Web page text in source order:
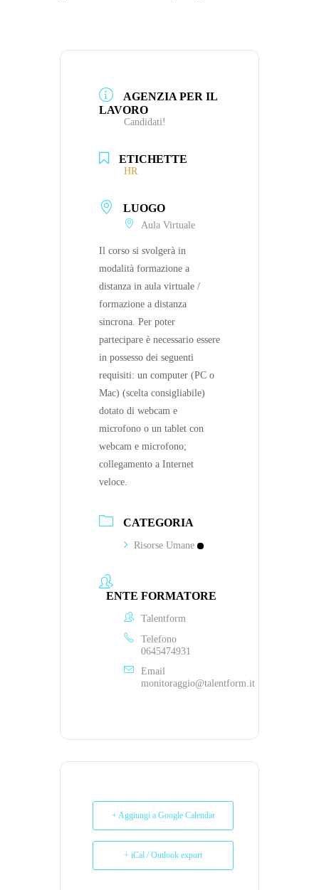
AGENZIA PER IL
LAVORO
Candidati!
ETICHETTE
HR
LUOGO
Aula Virtuale
Il corso si svolgerà in
modalità formazione a
distanza in aula virtuale /
formazione a distanza
sincrona. Per poter
partecipare è necessario essere
in possesso dei seguenti
requisiti: un computer (PC o
Mac) (scelta consigliabile)
dotato di webcam e
microfono o un tablet con
webcam e microfono;
collegamento a Internet
veloce.
CATEGORIA
Risorse Umane
ENTE FORMATORE
Talentform
Telefono
0645474931
Email
monitoraggio@talentform.it
+ Aggiungi a Google Calendar
+ iCal / Outlook export